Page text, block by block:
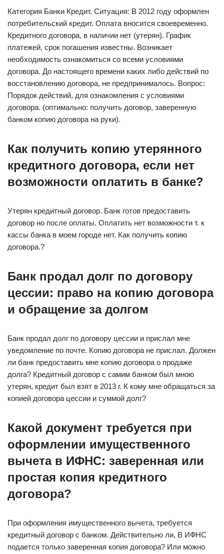
Категория Банки Кредит. Ситуация: В 2012 году оформлен
потребительский кредит. Оплата вносится своевременно.
Кредитного договора, в наличии нет (утерян). График
платежей, срок погашения известны. Возникает
необходимость ознакомиться со всеми условиями
договора. До настоящего времени каких либо действий по
восстановлению договора, не предпринималось. Вопрос:
Порядок действий, для ознакомления с условиями
договора. (оптимально: получить договор, заверенную
банком копию договора на руки).
Как получить копию утерянного
кредитного договора, если нет
возможности оплатить в банке?
Утерян кредитный договор. Банк готов предоставить
договор но после оплаты. Оплатить нет возможности т. к
кассы банка в моем городе нет. Как получить копию
договора.?
Банк продал долг по договору
цессии: право на копию договора
и обращение за долгом
Банк продал долг по договору цессии и прислал мне
уведомление по почте. Копию договора не прислал. Должен
ли банк предоставить мне копию договора о продаже
долга? Кредитный договор с самим банком был мною
утерян, кредит был взят в 2013 г. К кому мне обращаться за
копией договора цессии и суммой долг?
Какой документ требуется при
оформлении имущественного
вычета в ИФНС: заверенная или
простая копия кредитного
договора?
При оформления имущественного вычета, требуется
кредитный договор с банком. Действительно ли, В ИФНС
подается только заверенная копия договора? Или можно